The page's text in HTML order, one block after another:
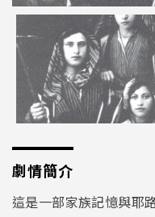
劇情簡介
這是一部家族記憶與耶